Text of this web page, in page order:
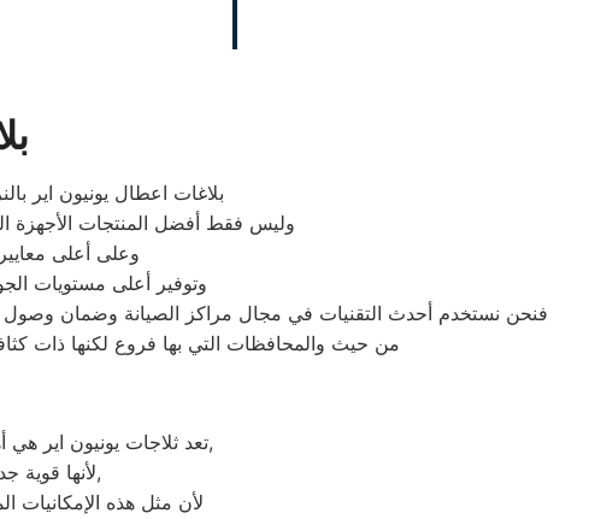
بلاغات اعطال يونيون اير
وليس فقط أفضل المنتجات الأجهزة
وعلى أعلى
وتوفير أعلى مستويات
فنحن نستخدم أحدث التقنيات في مجال مراكز الصيانة وضمان وصول
من حيث والمحافظات التي بها فروع لكنها ذات
تعد ثلاجات يونيون اير هي أهم الأجهزة الكهربائية التي توفرها الشركة و أكثرها مبيعاً بين بقية المنتجات الأخرى,
لأنها قوية جداً في عمليات التبريد و تتضمن بعض التقنيات المتميزة كتقنية الانفلتر,
لأن مثل هذه الإمكانيات